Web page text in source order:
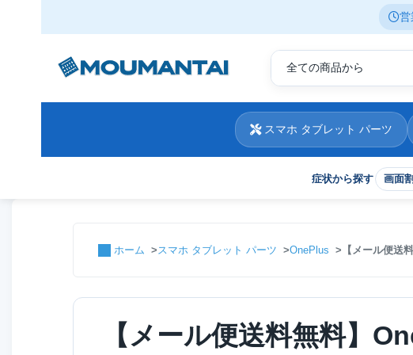
営
症状から探す 画面
スマホ タブレット パーツ
ホーム スマホ タブレット パーツ OnePlus 【メール便送
【メール便送料無料】